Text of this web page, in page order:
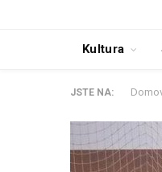
Kultura
JSTE NA: